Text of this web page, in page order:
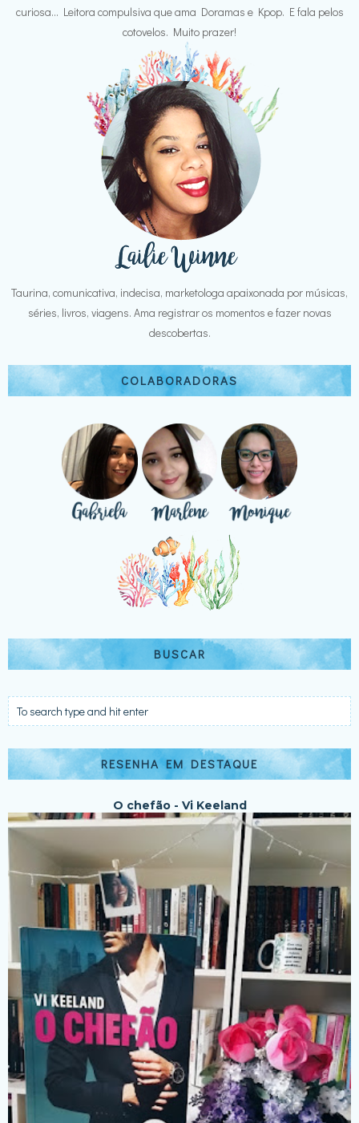
curiosa... Leitora compulsiva que ama Doramas e Kpop. E fala pelos
cotovelos. Muito prazer!
Taurina, comunicativa, indecisa, marketologa apaixonada por músicas,
séries, livros, viagens. Ama registrar os momentos e fazer novas
descobertas.
COLABORADORAS
BUSCAR
RESENHA EM DESTAQUE
O chefão - Vi Keeland